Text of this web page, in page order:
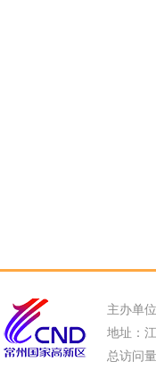
主办单
地址：
总访问量